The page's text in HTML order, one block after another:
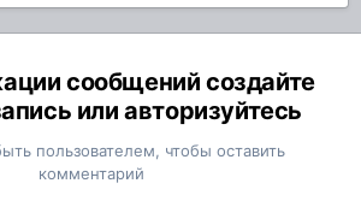
сообщений создайте
или авторизуйтесь
пользователем, чтобы оставить
комментарий